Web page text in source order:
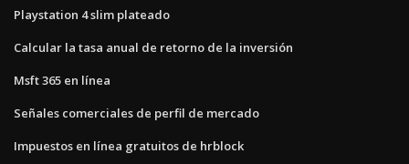
Playstation 4 slim plateado
Calcular la tasa anual de retorno de la inversión
Msft 365 en línea
Señales comerciales de perfil de mercado
Impuestos en línea gratuitos de hrblock